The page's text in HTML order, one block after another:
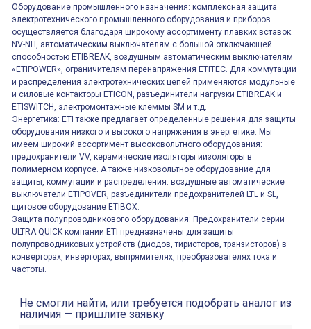
Оборудование промышленного назначения: комплексная защита
электротехнического промышленного оборудования и приборов
осуществляется благодаря широкому ассортименту плавких вставок
NV-NH, автоматическим выключателям с большой отключающей
способностью ETIBREAK, воздушным автоматическим выключателям
«ETIPOWER», ограничителям перенапряжения ETITEC. Для коммутации
и распределения электротехнических цепей применяются модульные
и силовые контакторы ETICON, разъединители нагрузки ETIBREAK и
ETISWITCH, электромонтажные клеммы SM и т.д.
Энергетика: ETI также предлагает определенные решения для защиты
оборудования низкого и высокого напряжения в энергетике. Мы
имеем широкий ассортимент высоковольтного оборудования:
предохранители VV, керамические изоляторы иизоляторы в
полимерном корпусе. А также низковольтное оборудование для
защиты, коммутации и распределения: воздушные автоматические
выключатели ETIPOVER, разъединители предохранителей LTL и SL,
щитовое оборудование ETIBOX.
Защита полупроводникового оборудования: Предохранители серии
ULTRA QUICK компании ETI предназначены для защиты
полупроводниковых устройств (диодов, тиристоров, транзисторов) в
конверторах, инверторах, выпрямителях, преобразователях тока и
частоты.
Не смогли найти, или требуется подобрать аналог из
наличия — пришлите заявку